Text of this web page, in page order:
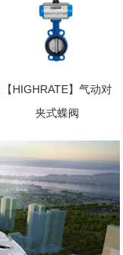
【HIGHRATE】气动对
夹式蝶阀